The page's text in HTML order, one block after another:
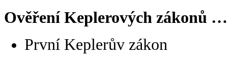
Ověření Keplerových zákonů …
První Keplerův zákon